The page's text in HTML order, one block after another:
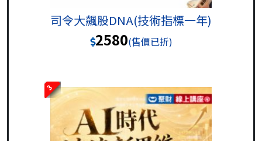
司令大飆股DNA(技術指標一年)
2580(售價已折)
3